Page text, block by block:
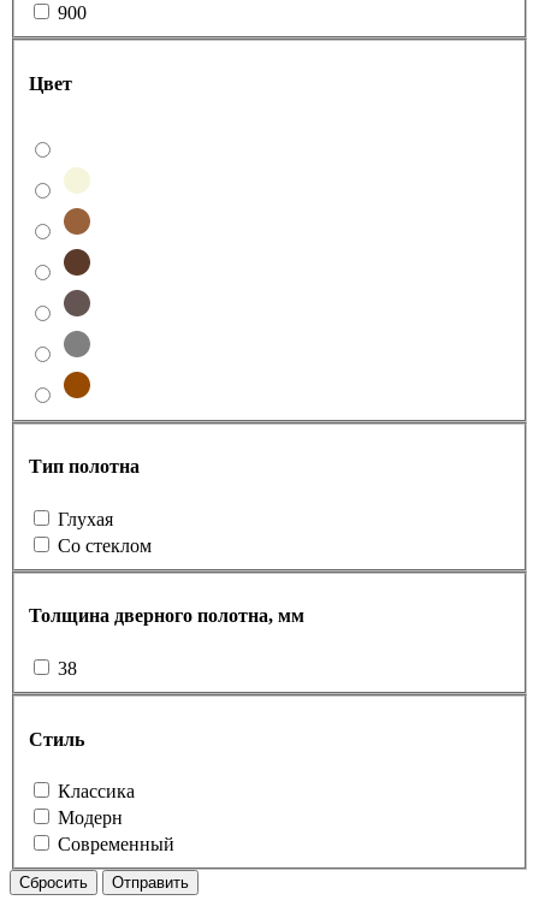
900
Цвет
Тип полотна
Глухая
Со стеклом
Толщина дверного полотна, мм
38
Стиль
Классика
Модерн
Современный
Сбросить Отправить